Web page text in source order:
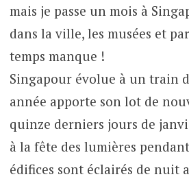
mais je passe un mois à
dans la ville, les musées et
temps manque !
Singapour évolue à un train
année apporte son lot de
quinze derniers jours de
à la fête des lumières
édifices sont éclairés de nuit